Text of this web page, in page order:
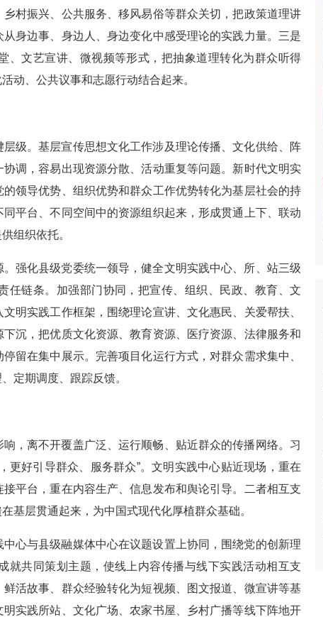
村振兴、公共服务、移风易俗等群众关切，把政策道理讲
身边事、身边人、身边变化中感受理论的实践力量。三是
、文艺宣讲、微视频等形式，把抽象道理转化为群众听得
动、公共议事和志愿行动结合起来。
级。基层宣传思想文化工作涉及理论传播、文化供给、阵
调，容易出现资源分散、活动重复等问题。新时代文明实
领导优势、组织优势和群众工作优势转化为基层社会的持
平台、不同空间中的资源组织起来，形成贯通上下、联动
组织依托。
强化县级党委统一领导，健全文明实践中心、所、站三级
任链条。加强部门协同，把宣传、组织、民政、教育、文
明实践工作框架，围绕理论宣讲、文化惠民、关爱帮扶、
沉，把优质文化资源、教育资源、医疗资源、法律服务和
留在集中展示。完善项目化运行方式，对群众需求集中、
定期调度、跟踪反馈。
，离不开覆盖广泛、运行顺畅、贴近群众的传播网络。习
更好引导群众、服务群众”。文明实践中心贴近现场，重在
平台，重在内容生产、信息发布和舆论引导。二者相互支
基层贯通起来，为中国式现代化厚植群众基础。
心与县级融媒体中心在议题设置上协同，围绕党的创新理
就共同策划主题，使线上内容传播与线下实践活动相互支
活故事、群众经验转化为短视频、图文报道、微宣讲等基
实践所站、文化广场、农家书屋、乡村广播等线下阵地开